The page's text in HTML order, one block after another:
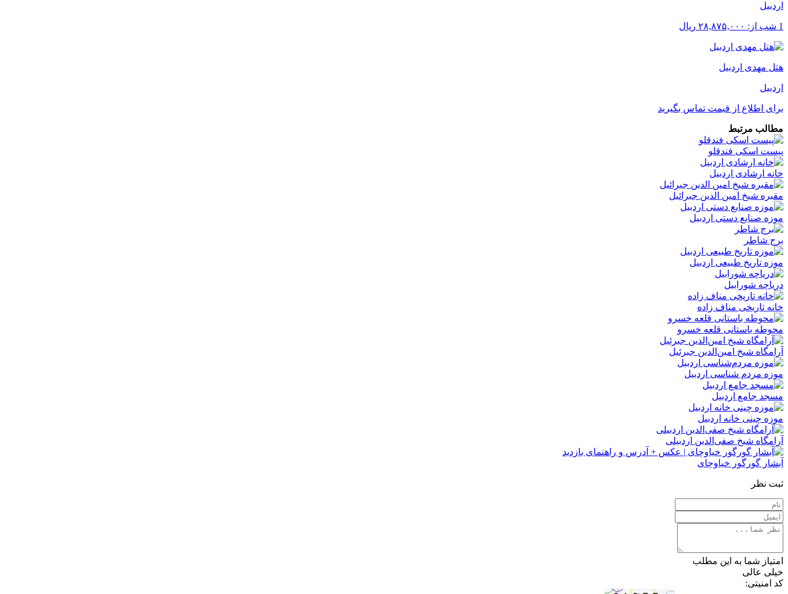
اردبیل
1 شب از: ۲۸,۸۷۵,۰۰۰ ریال
هتل مهدی اردبیل
اردبیل
برای اطلاع از قیمت تماس بگیرید
مطالب مرتبط
پیست اسکی فندقلو
خانه ارشادی اردبیل
مقبره شیخ امین الدین جبرائیل
موزه صنایع دستی اردبیل
برج شاطر
موزه تاریخ طبیعی اردبیل
دریاچه شورابیل
خانه تاریخی مناف زاده
محوطه باستانی قلعه خسرو
آرامگاه شیخ امین‌الدین جبرئیل
موزه مردم‌ شناسی اردبیل
مسجد جامع اردبیل
موزه چینی خانه اردبیل
آرامگاه شیخ صفی‌‌الدین اردبیلی
آبشار گورگور خیاوچای
ثبت نظر
امتیاز شما به این مطلب
خیلی عالی
کد امنیتی: